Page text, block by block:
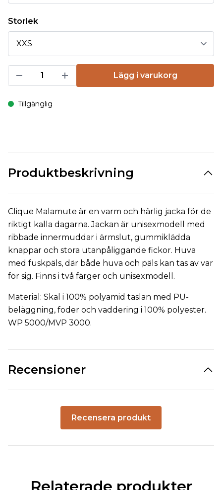
Storlek
Lägg i varukorg
Tillgänglig
Produktbeskrivning
Clique Malamute är en varm och härlig jacka för de
riktigt kalla dagarna. Jackan är unisexmodell med
ribbade innermuddar i ärmslut, gummiklädda
knappar och stora utanpåliggande fickor. Huva
med fuskpäls, där både huva och päls kan tas av var
för sig. Finns i två färger och unisexmodell.
Material: Skal i 100% polyamid taslan med PU-
beläggning, foder och vaddering i 100% polyester.
WP 5000/MVP 3000.
Recensioner
Recensera produkt
Relaterade produkter